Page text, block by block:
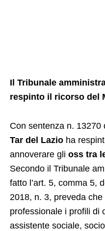
Il Tribunale
respinto il ricorso del
Con sentenza n. 13270
Tar del Lazio ha
annoverare gli oss tra
Secondo il Tribunale
fatto l’art. 5, comma 5,
2018, n. 3, preveda che
professionale i profili di
assistente sociale,